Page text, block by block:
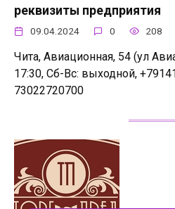
реквизиты предприятия
09.04.2024 0 208
Чита, Авиационная, 54 (ул
17:30, Сб-Вс: выходной,
73022720700